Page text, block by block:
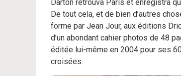
Darton retrouva Paris et enregistra
De tout cela, et de bien d’autres
forme par Jean Jour, aux éditions
d’un abondant cahier photos de 48
éditée lui-même en 2004 pour ses
croisées.